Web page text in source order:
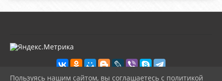
Пользуясь нашим сайтом, вы соглашаетесь с политикой